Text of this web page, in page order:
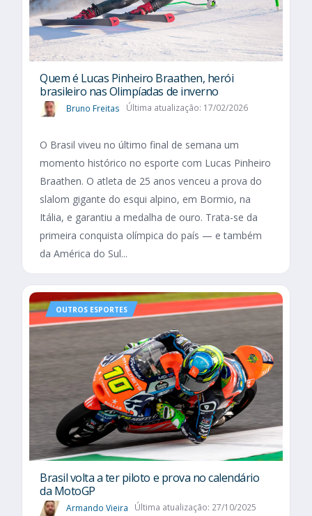
Quem é Lucas Pinheiro Braathen, herói
brasileiro nas Olimpíadas de inverno
Bruno Freitas Última atualização: 17/02/2026
O Brasil viveu no último final de semana um
momento histórico no esporte com Lucas Pinheiro
Braathen. O atleta de 25 anos venceu a prova do
slalom gigante do esqui alpino, em Bormio, na
Itália, e garantiu a medalha de ouro. Trata-se da
primeira conquista olímpica do país — e também
da América do Sul...
OUTROS ESPORTES
Brasil volta a ter piloto e prova no calendário
da MotoGP
Armando Vieira Última atualização: 27/10/2025